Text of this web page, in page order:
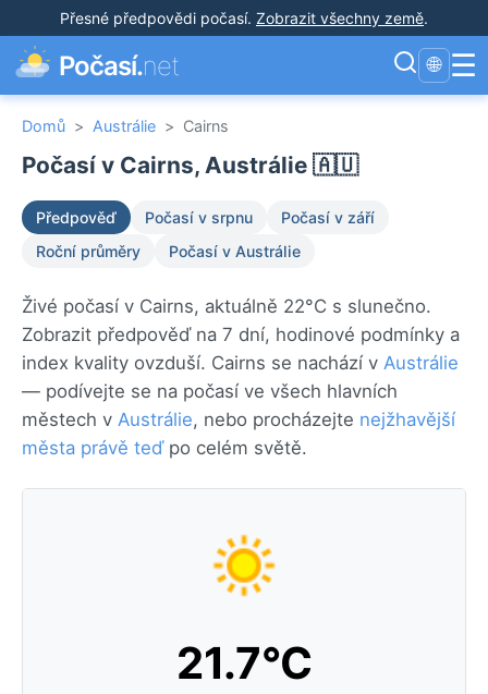
Přesné předpovědi počasí. Zobrazit všechny země.
Počasí.net 🌐 ☰
Domů > Austrálie > Cairns
Počasí v Cairns, Austrálie 🇦🇺
Předpověď Počasí v srpnu
Počasí v září
Roční průměry
Počasí v Austrálie
Živé počasí v Cairns, aktuálně 22°C s slunečno.
Zobrazit předpověď na 7 dní, hodinové podmínky a
index kvality ovzduší. Cairns se nachází v Austrálie
— podívejte se na počasí ve všech hlavních
městech v Austrálie, nebo procházejte nejžhavější
města právě teďpo celém světě.
21.7°C